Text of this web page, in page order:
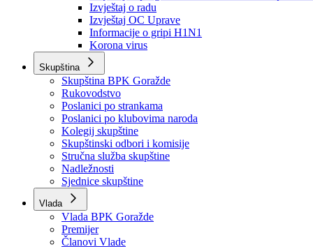
Obavještenja i izvještaji
Obavještenja Vlade
Izvještajno prognozna služba Ministarstva privrede
Izvještaj o radu
Izvještaj OC Uprave
Informacije o gripi H1N1
Korona virus
Skupština
Skupština BPK Goražde
Rukovodstvo
Poslanici po strankama
Poslanici po klubovima naroda
Kolegij skupštine
Skupštinski odbori i komisije
Stručna služba skupštine
Nadležnosti
Sjednice skupštine
Vlada